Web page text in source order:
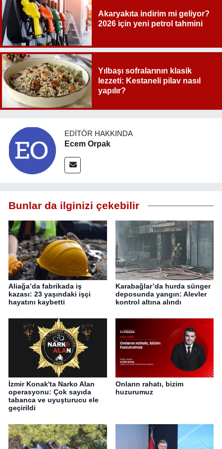
Akaryakıta indirim mi geliyor?
2026 için yeni petrol tahmini
Yılbaşı sofralarının klasik
lezzeti: Kestaneli pilav nasıl
yapılır?
EDITÖR HAKKINDA
Ecem Orpak
Bunlar da ilginizi çekebilir
Aliağa’da fabrikada iş
kazası: 23 yaşındaki işçi
hayatını kaybetti
Karabağlar’da hurda sünger
deposunda yangın: Alevler
kontrol altına alındı
İzmir Konak'ta Narko Alan
operasyonu: Çok sayıda
tabanca ve uyuşturucu ele
geçirildi
Onların rahatı, bizim
huzurumuz